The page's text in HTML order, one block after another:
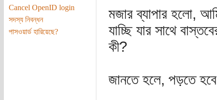
Cancel OpenID login
সদস্য নিবন্ধন
পাসওয়ার্ড হারিয়েছে?
মজার ব্যাপার হলো,
যাচ্ছি যার সাথে
কী?
জানতে হলে, পড়তে